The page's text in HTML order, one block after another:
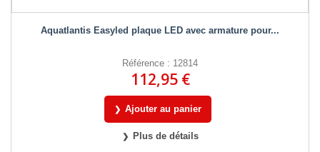
Aquatlantis Easyled plaque LED avec armature pour...
Référence : 12814
112,95 €
Ajouter au panier
Plus de détails